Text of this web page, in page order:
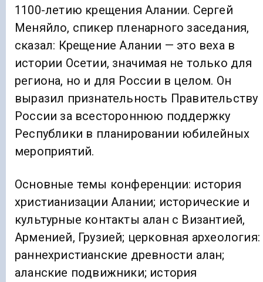
1100-летию крещения Алании. Сергей
Меняйло, спикер пленарного заседания,
сказал: Крещение Алании — это веха в
истории Осетии, значимая не только для
региона, но и для России в целом. Он
выразил признательность Правительству
России за всестороннюю поддержку
Республики в планировании юбилейных
мероприятий.
Основные темы конференции: история
христианизации Алании; исторические и
культурные контакты алан с Византией,
Арменией, Грузией; церковная археология:
раннехристианские древности алан;
аланские подвижники; история